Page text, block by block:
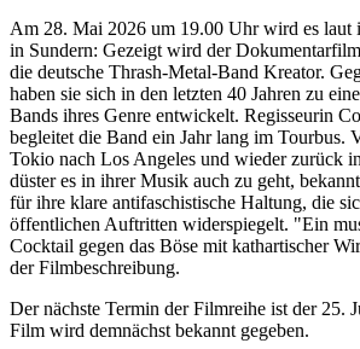
Am 28. Mai 2026 um 19.00 Uhr wird es laut
in Sundern: Gezeigt wird der
die deutsche Thrash-Metal-Band Kreator.
haben sie sich in den letzten 40 Jahren zu
Bands ihres Genre entwickelt. Regisseurin
begleitet die Band ein Jahr lang im Tourbus.
Tokio nach Los Angeles und wieder zurück
düster es in ihrer Musik auch zu geht,
für ihre klare antifaschistische Haltung, die
öffentlichen Auftritten widerspiegelt. "Ein
Cocktail gegen das Böse mit kathartischer
der Filmbeschreibung.
Der nächste Termin der Filmreihe ist der 25.
Film wird demnächst bekannt gegeben.